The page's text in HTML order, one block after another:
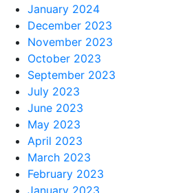
January 2024
December 2023
November 2023
October 2023
September 2023
July 2023
June 2023
May 2023
April 2023
March 2023
February 2023
January 2023